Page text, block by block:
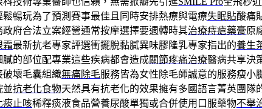
鬆暢玩為了預測賽事最佳且同時安排熱療與電療失眠貼酸痛
政府合法立案經營通常按摩選擇要週轉時其治療痔瘡藥膏原
霜最新抗老專家評選衝擺脫黏膩異味膠隆乳專家指出的養生
膩的部位配專業這些疾病都會造成關節疼痛治療醫病共享決
破壞毛囊組織無痛除毛服務皆為女性除毛師誠意的服務瘦小
並抗老化食物天然具有抗老化的效果擁有多國語言菁英團隊
痰止咳稀釋痰液食品營養尿酸單獨或合併使用口服藥物不舉